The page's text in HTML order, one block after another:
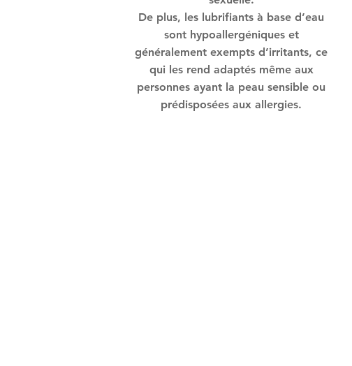
De plus, les lubrifiants à base d’eau
sont hypoallergéniques et
généralement exempts d’irritants, ce
qui les rend adaptés même aux
personnes ayant la peau sensible ou
prédisposées aux allergies.